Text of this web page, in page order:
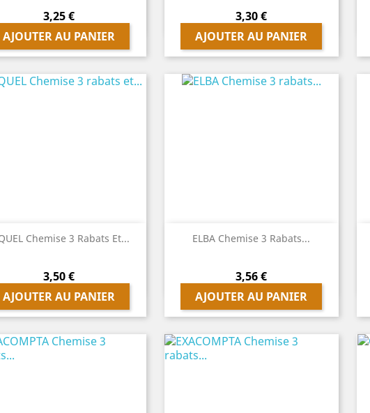
Prix
3,25 €
AJOUTER AU PANIER
Prix
3,30 €
AJOUTER AU PANIER
Chemise 3 Rabats Et...
Prix
3,50 €
AJOUTER AU PANIER
 Aperçu rapide ELBA Chemise 3 Rabats...
Prix
3,56 €
AJOUTER AU PANIER
 Aperçu rapide